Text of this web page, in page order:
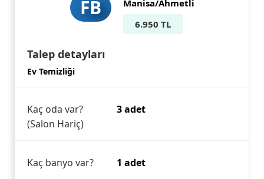
FB
Manisa/Ahmetli
6.950 TL
Talep detayları
Ev Temizliği
Kaç oda var?
(Salon Hariç)
3 adet
Kaç banyo var? 1 adet